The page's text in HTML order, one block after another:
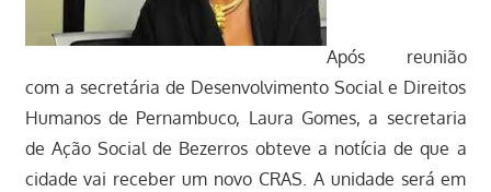
Após reunião
com a secretária de Desenvolvimento Social e Direitos
Humanos de Pernambuco, Laura Gomes, a secretaria
de Ação Social de Bezerros obteve a notícia de que a
cidade vai receber um novo CRAS. A unidade será em